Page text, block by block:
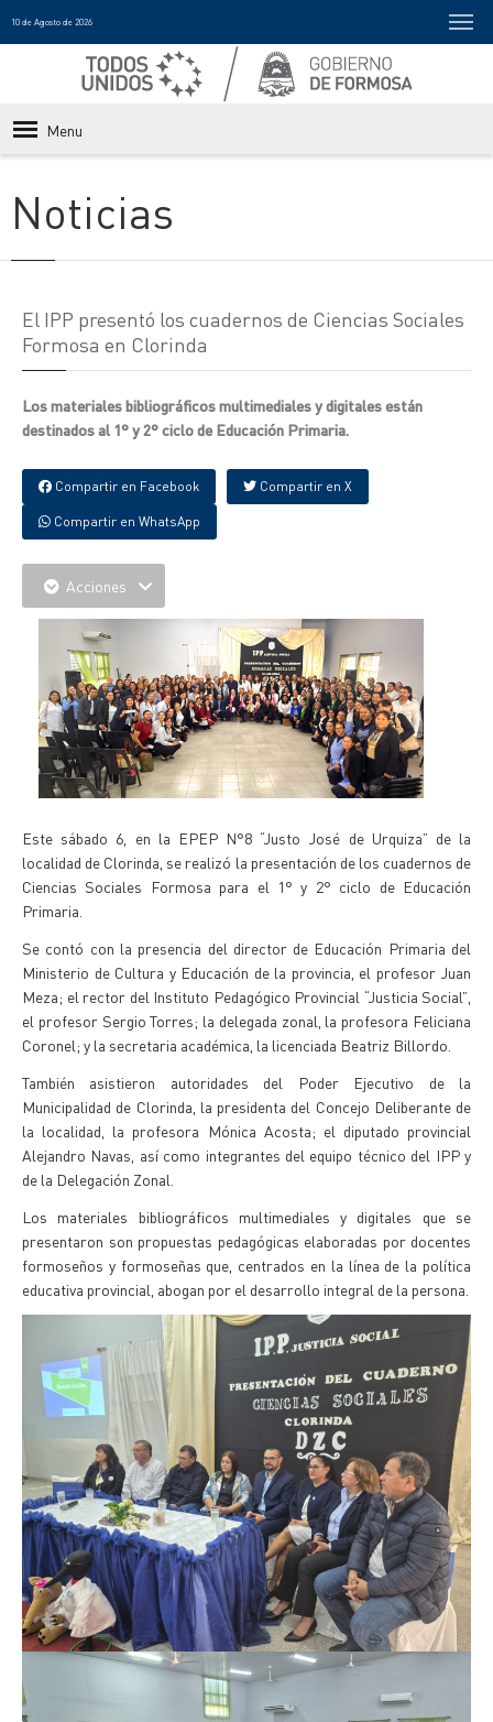
10 de Agosto de 2026
Menu
Noticias
El IPP presentó los cuadernos de Ciencias Sociales
Formosa en Clorinda
Los materiales bibliográficos multimediales y digitales están
destinados al 1° y 2° ciclo de Educación Primaria.
Compartir en Facebook Compartir en X
Compartir en WhatsApp
Acciones
Este sábado 6, en la EPEP N°8 “Justo José de Urquiza” de la
localidad de Clorinda, se realizó la presentación de los cuadernos de
Ciencias Sociales Formosa para el 1° y 2° ciclo de Educación
Primaria.
Se contó con la presencia del director de Educación Primaria del
Ministerio de Cultura y Educación de la provincia, el profesor Juan
Meza; el rector del Instituto Pedagógico Provincial “Justicia Social”,
el profesor Sergio Torres; la delegada zonal, la profesora Feliciana
Coronel; y la secretaria académica, la licenciada Beatriz Billordo.
También asistieron autoridades del Poder Ejecutivo de la
Municipalidad de Clorinda, la presidenta del Concejo Deliberante de
la localidad, la profesora Mónica Acosta; el diputado provincial
Alejandro Navas, así como integrantes del equipo técnico del IPP y
de la Delegación Zonal.
Los materiales bibliográficos multimediales y digitales que se
presentaron son propuestas pedagógicas elaboradas por docentes
formoseños y formoseñas que, centrados en la línea de la política
educativa provincial, abogan por el desarrollo integral de la persona.